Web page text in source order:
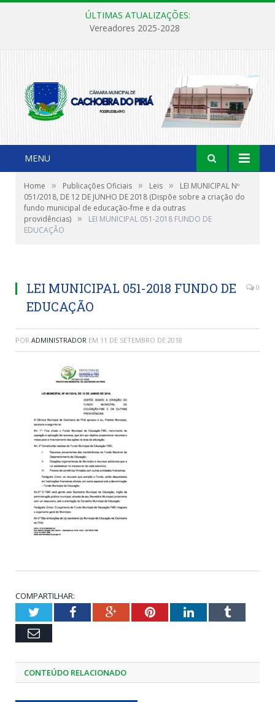
ÚLTIMAS ATUALIZAÇÕES:
Vereadores 2025-2028
MENU
Home » Publicações Oficiais » Leis »
LEI MUNICIPAL Nº
051/2018, DE 12 DE JUNHO DE 2018 (Dispõe sobre a criação do
fundo municipal de educação-fme e da outras
providências) »
LEI MUNICIPAL 051-2018 FUNDO DE
EDUCAÇÃO
LEI MUNICIPAL 051-2018 FUNDO DE
EDUCAÇÃO
0
POR ADMINISTRADOR EM 11 DE SETEMBRO DE 2018
COMPARTILHAR:
TwitterFacebookGoogle+PinterestLinkedInTumblr
Email
CONTEÚDO RELACIONADO